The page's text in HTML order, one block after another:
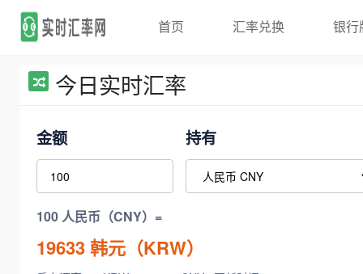
首页 汇率兑换 银行
今日实时汇率
金额 持有
100 人民币（CNY）=
19633韩元（KRW）